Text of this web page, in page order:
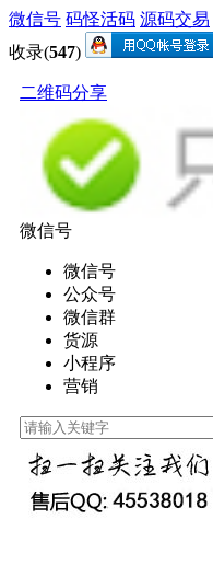
微信号 码怪活码 源码交易
收录(547)
二维码分享
微信号
微信号
公众号
微信群
货源
小程序
营销